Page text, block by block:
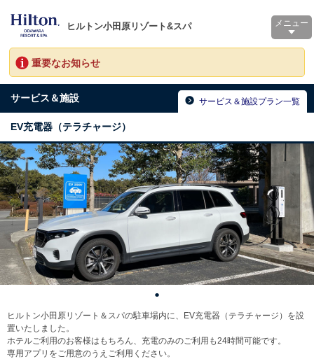
ヒルトン小田原リゾート&スパ メニュー
重要なお知らせ
サービス＆施設 サービス＆施設プラン一覧
EV充電器（テラチャージ）
ヒルトン小田原リゾート＆スパの駐車場内に、EV充電器（テラチャージ）を設
置いたしました。
ホテルご利用のお客様はもちろん、充電のみのご利用も24時間可能です。
専用アプリをご用意のうえご利用ください。